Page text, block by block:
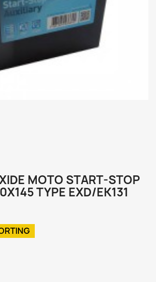
MOTO START-STOP
TYPE EXD/EK131